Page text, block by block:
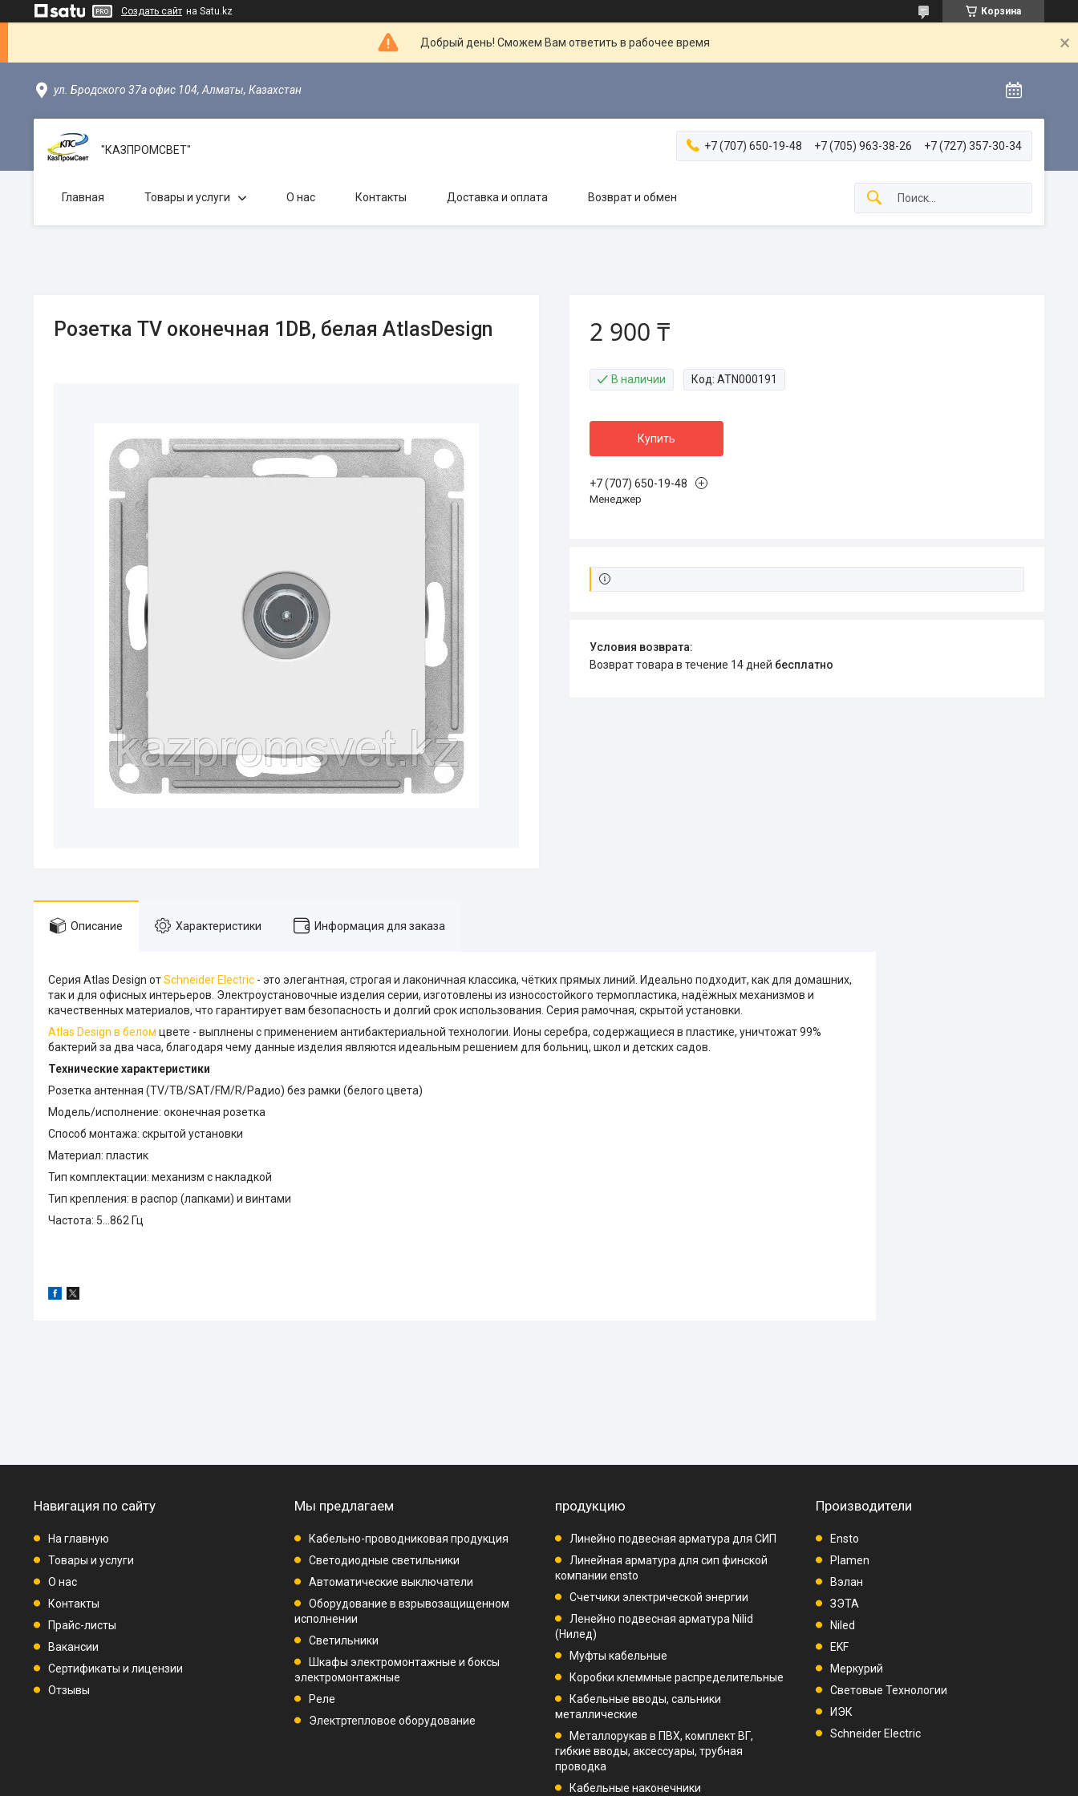
Создать сайт на Satu.kz Корзина
Добрый день! Сможем Вам ответить в рабочее время
ул. Бродского 37а офис 104, Алматы, Казахстан
"КАЗПРОМСВЕТ" +7 (707) 650-19-48 +7 (705) 963-38-26 +7 (727) 357-30-34
Главная Товары и услуги О нас Контакты Доставка и оплата Возврат и обмен
Розетка TV оконечная 1DB, белая AtlasDesign 2 900 ₸
В наличии Код: ATN000191
Купить
+7 (707) 650-19-48
Менеджер
возврат товара в течение 14 дней бесплатно
Описание Характеристики Информация для заказа
Серия Atlas Design отSchneider Electric - это элегантная, строгая и лаконичная классика, чётких прямых линий. Идеально подходит, как для домашних,
так и для офисных интерьеров. Электроустановочные изделия серии, изготовлены из износостойкого термопластика, надёжных механизмов и
качественных материалов, что гарантирует вам безопасность и долгий срок использования. Серия рамочная, скрытой установки.
Atlas Design в белом цвете - выплнены с применением антибактериальной технологии. Ионы серебра, содержащиеся в пластике, уничтожат 99%
бактерий за два часа, благодаря чему данные изделия являются идеальным решением для больниц, школ и детских садов.
Технические характеристики
Розетка антенная (TV/ТВ/SAT/FM/R/Радио) без рамки (белого цвета)
Модель/исполнение: оконечная розетка
Способ монтажа: скрытой установки
Материал: пластик
Тип комплектации: механизм с накладкой
Тип крепления: в распор (лапками) и винтами
Частота: 5...862 Гц
Навигация по сайту
На главную
Товары и услуги
О нас
Контакты
Прайс-листы
Вакансии
Сертификаты и лицензии
Отзывы
Мы предлагаем
Кабельно-проводниковая продукция
Светодиодные светильники
Автоматические выключатели
Оборудование в взрывозащищенном
исполнении
Светильники
Шкафы электромонтажные и боксы
электромонтажные
Реле
Электртепловое оборудование
продукцию
Линейно подвесная арматура для СИП
Линейная арматура для сип финской
компании ensto
Счетчики электрической энергии
Ленейно подвесная арматура Nilid
(Нилед)
Муфты кабельные
Коробки клеммные распределительные
Кабельные вводы, сальники
металлические
Металлорукав в ПВХ, комплект ВГ,
гибкие вводы, аксессуары, трубная
проводка
Кабельные наконечники
Производители
Ensto
Plamen
Вэлан
ЗЭТА
Niled
EKF
Меркурий
Световые Технологии
ИЭК
Schneider Electric